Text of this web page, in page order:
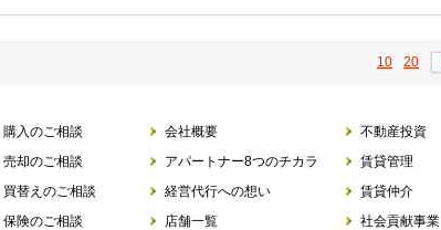
10 20
購入のご相談
売却のご相談
買替えのご相談
保険のご相談
会社概要
アパートナー8つのチカラ
経営代行への想い
店舗一覧
不動産投資
賃貸管理
賃貸仲介
社会貢献事業